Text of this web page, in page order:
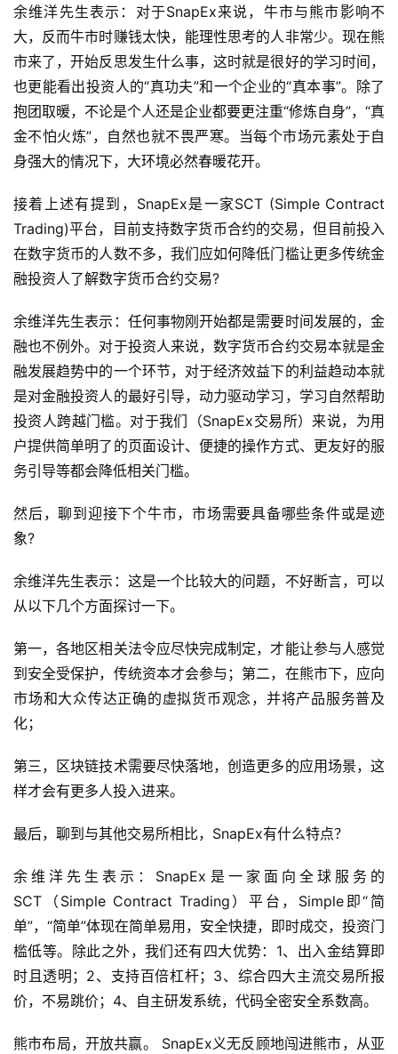
余维洋先生表示：对于SnapEx来说，牛市与熊市影响不
大，反而牛市时赚钱太快，能理性思考的人非常少。现在熊
市来了，开始反思发生什么事，这时就是很好的学习时间，
也更能看出投资人的“真功夫”和一个企业的“真本事”。除了
抱团取暖，不论是个人还是企业都要更注重“修炼自身”，“真
金不怕火炼”，自然也就不畏严寒。当每个市场元素处于自
身强大的情况下，大环境必然春暖花开。
接着上述有提到，SnapEx是一家SCT (Simple Contract
Trading)平台，目前支持数字货币合约的交易，但目前投入
在数字货币的人数不多，我们应如何降低门槛让更多传统金
融投资人了解数字货币合约交易?
余维洋先生表示：任何事物刚开始都是需要时间发展的，金
融也不例外。对于投资人来说，数字货币合约交易本就是金
融发展趋势中的一个环节，对于经济效益下的利益趋动本就
是对金融投资人的最好引导，动力驱动学习，学习自然帮助
投资人跨越门槛。对于我们（SnapEx交易所）来说，为用
户提供简单明了的页面设计、便捷的操作方式、更友好的服
务引导等都会降低相关门槛。
然后，聊到迎接下个牛市，市场需要具备哪些条件或是迹
象?
余维洋先生表示：这是一个比较大的问题，不好断言，可以
从以下几个方面探讨一下。
第一，各地区相关法令应尽快完成制定，才能让参与人感觉
到安全受保护，传统资本才会参与；第二，在熊市下，应向
市场和大众传达正确的虚拟货币观念，并将产品服务普及
化；
第三，区块链技术需要尽快落地，创造更多的应用场景，这
样才会有更多人投入进来。
最后，聊到与其他交易所相比，SnapEx有什么特点？
余维洋先生表示：SnapEx是一家面向全球服务的
SCT（Simple Contract Trading）平台，Simple即“简
单”，“简单”体现在简单易用，安全快捷，即时成交，投资门
槛低等。除此之外，我们还有四大优势：1、出入金结算即
时且透明；2、支持百倍杠杆；3、综合四大主流交易所报
价，不易跳价；4、自主研发系统，代码全密安全系数高。
熊市布局，开放共赢。 SnapEx义无反顾地闯进熊市，从亚